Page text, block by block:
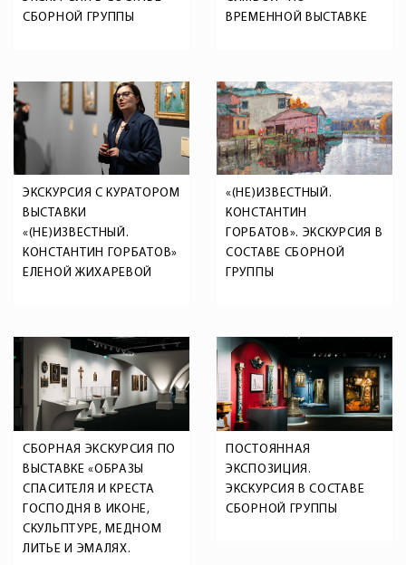
СБОРНОЙ ГРУППЫ
ВРЕМЕННОЙ ВЫСТАВКЕ
ЭКСКУРСИЯ С КУРАТОРОМ
ВЫСТАВКИ
«(НЕ)ИЗВЕСТНЫЙ.
КОНСТАНТИН ГОРБАТОВ»
ЕЛЕНОЙ ЖИХАРЕВОЙ
«(НЕ)ИЗВЕСТНЫЙ.
КОНСТАНТИН
ГОРБАТОВ». ЭКСКУРСИЯ В
СОСТАВЕ СБОРНОЙ
ГРУППЫ
СБОРНАЯ ЭКСКУРСИЯ ПО
ВЫСТАВКЕ «ОБРАЗЫ
СПАСИТЕЛЯ И КРЕСТА
ГОСПОДНЯ В ИКОНЕ,
СКУЛЬПТУРЕ, МЕДНОМ
ЛИТЬЕ И ЭМАЛЯХ.
ПОСТОЯННАЯ
ЭКСПОЗИЦИЯ.
ЭКСКУРСИЯ В СОСТАВЕ
СБОРНОЙ ГРУППЫ